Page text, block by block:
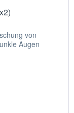
von
Augen